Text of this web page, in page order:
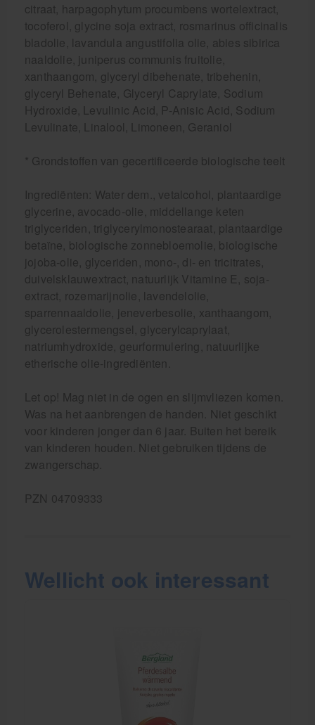
citraat, harpagophytum procumbens wortelextract,
tocoferol, glycine soja extract, rosmarinus officinalis
bladolie, lavandula angustifolia olie, abies sibirica
naaldolie, juniperus communis fruitolie,
xanthaangom, glyceryl dibehenate, tribehenin,
glyceryl Behenate, Glyceryl Caprylate, Sodium
Hydroxide, Levulinic Acid, P-Anisic Acid, Sodium
Levulinate, Linalool, Limoneen, Geraniol
* Grondstoffen van gecertificeerde biologische teelt
Ingrediënten: Water dem., vetalcohol, plantaardige
glycerine, avocado-olie, middellange keten
triglyceriden, triglycerylmonostearaat, plantaardige
betaïne, biologische zonnebloemolie, biologische
jojoba-olie, glyceriden, mono-, di- en tricitrates,
duivelsklauwextract, natuurlijk Vitamine E, soja-
extract, rozemarijnolie, lavendelolie,
sparrennaaldolie, jeneverbesolie, xanthaangom,
glycerolestermengsel, glycerylcaprylaat,
natriumhydroxide, geurformulering, natuurlijke
etherische olie-ingrediënten.
Let op! Mag niet in de ogen en slijmvliezen komen.
Was na het aanbrengen de handen. Niet geschikt
voor kinderen jonger dan 6 jaar. Buiten het bereik
van kinderen houden. Niet gebruiken tijdens de
zwangerschap.
PZN 04709333
Wellicht ook interessant